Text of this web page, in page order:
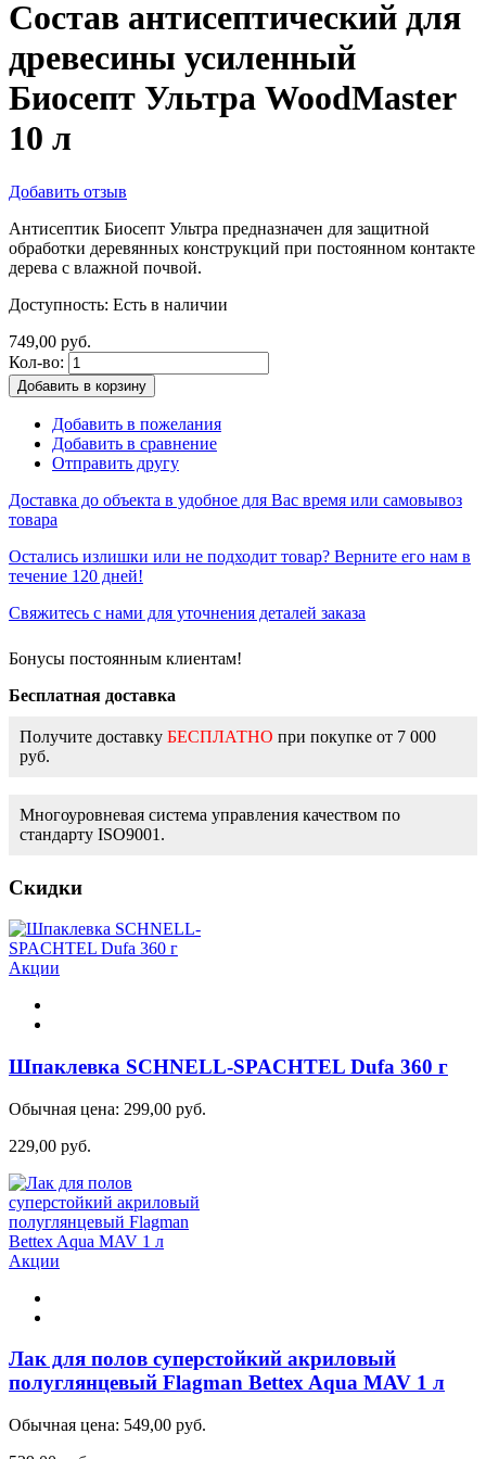
Состав антисептический для
древесины усиленный
Биосепт Ультра WoodMaster
10 л
Добавить отзыв
Антисептик Биосепт Ультра предназначен для защитной
обработки деревянных конструкций при постоянном контакте
дерева с влажной почвой.
Доступность: Есть в наличии
749,00 руб.
Кол-во:
Добавить в корзину
Добавить в пожелания
Добавить в сравнение
Отправить другу
Доставка до объекта в удобное для Вас время или самовывоз
товара
Остались излишки или не подходит товар? Верните его нам в
течение 120 дней!
Свяжитесь с нами для уточнения деталей заказа
Бонусы постоянным клиентам!
Бесплатная доставка
Получите доставку БЕСПЛАТНО при покупке от 7 000
руб.
Многоуровневая система управления качеством по
стандарту ISO9001.
Скидки
Акции
Шпаклевка SCHNELL-SPACHTEL Dufa 360 г
Обычная цена: 299,00 руб.
229,00 руб.
Акции
Лак для полов суперстойкий акриловый
полуглянцевый Flagman Bettex Aqua MAV 1 л
Обычная цена: 549,00 руб.